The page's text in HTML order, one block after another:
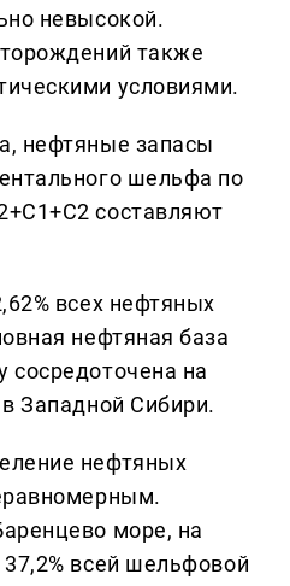
невысокой.
также
условиями.
нефтяные запасы
шельфа по
составляют
всех нефтяных
нефтяная база
на
Западной Сибири.
нефтяных
море, на
37,2% всей шельфовой